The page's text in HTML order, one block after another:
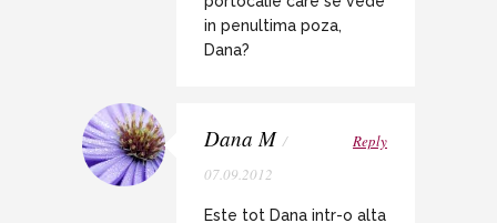
in penultima poza,
Dana?
Dana M /
07.09.2012
Reply
Este tot Dana intr-o alta